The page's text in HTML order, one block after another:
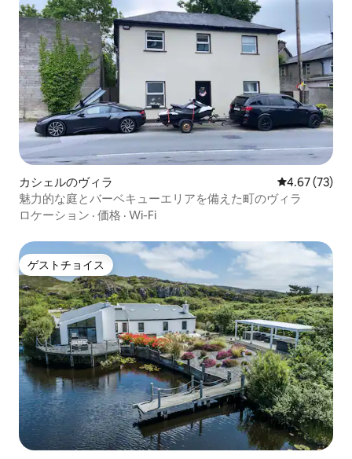
カシェルのヴィラ レビュー73
4.67 (73)
魅力的な庭とバーベキューエリアを備えた町のヴィラ
ロケーション · 価格 · Wi-Fi
ゲストチョイス
ゲストチョイス